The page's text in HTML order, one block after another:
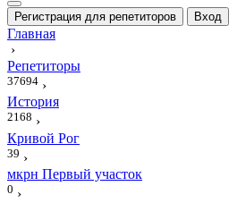
Регистрация для репетиторов Вход
Главная
›
Репетиторы
37694 ›
История
2168 ›
Кривой Рог
39 ›
мкрн Первый участок
0 ›